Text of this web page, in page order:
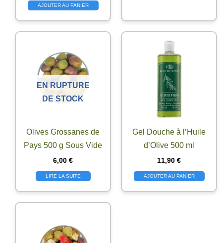
AJOUTER AU PANIER
EN RUPTURE
DE STOCK
Olives Grossanes de
Pays 500 g Sous Vide
6,00 €
LIRE LA SUITE
Gel Douche à l’Huile
d’Olive 500 ml
11,90 €
AJOUTER AU PANIER